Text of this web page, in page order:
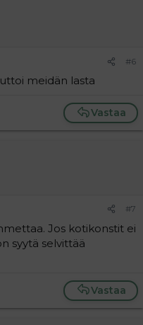
#6
meidän lasta
Vastaa
#7
Jos kotikonstit ei
syytä selvittää
Vastaa